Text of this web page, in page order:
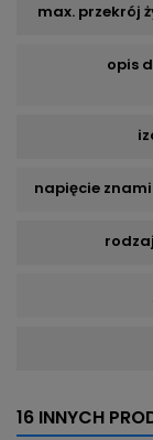
max. przekrój
opis
napięcie
16 INNYCH